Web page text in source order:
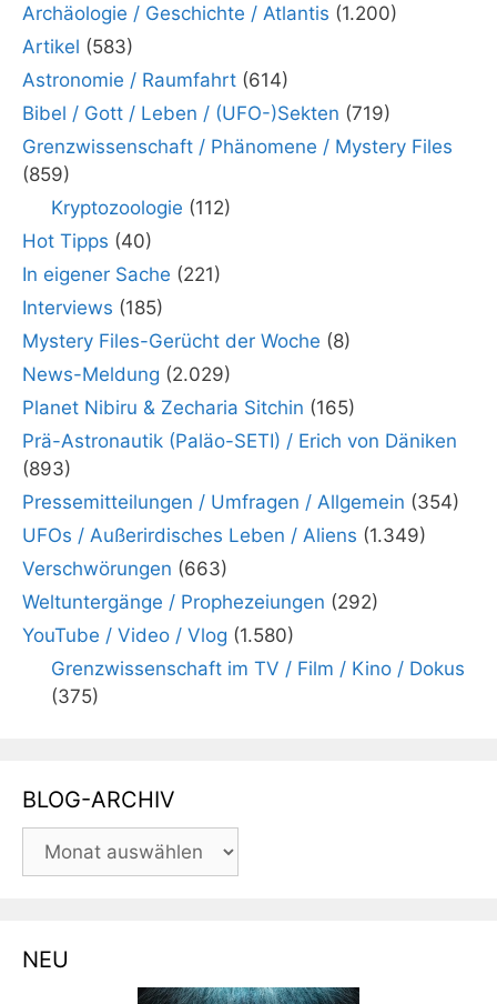
Archäologie / Geschichte / Atlantis (1.200)
Artikel (583)
Astronomie / Raumfahrt (614)
Bibel / Gott / Leben / (UFO-)Sekten (719)
Grenzwissenschaft / Phänomene / Mystery Files
(859)
Kryptozoologie (112)
Hot Tipps (40)
In eigener Sache (221)
Interviews (185)
Mystery Files-Gerücht der Woche (8)
News-Meldung (2.029)
Planet Nibiru & Zecharia Sitchin (165)
Prä-Astronautik (Paläo-SETI) / Erich von Däniken
(893)
Pressemitteilungen / Umfragen / Allgemein (354)
UFOs / Außerirdisches Leben / Aliens (1.349)
Verschwörungen (663)
Weltuntergänge / Prophezeiungen (292)
YouTube / Video / Vlog (1.580)
Grenzwissenschaft im TV / Film / Kino / Dokus
(375)
BLOG-ARCHIV
BLOG-
ARCHIV
NEU